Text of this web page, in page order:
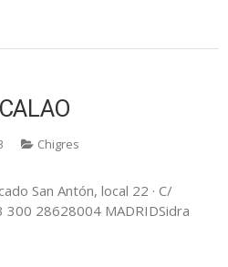
Chigres
San Antón, local 22 · C/
28628004 MADRIDSidra